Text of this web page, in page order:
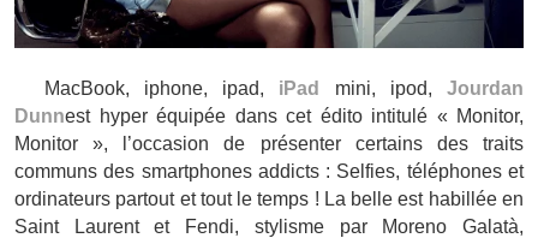
MacBook, iphone, ipad, iPad mini, ipod, Jourdan
Dunnest hyper équipée dans cet édito intitulé « Monitor,
Monitor », l’occasion de présenter certains des traits
communs des smartphones addicts : Selfies, téléphones et
ordinateurs partout et tout le temps ! La belle est habillée en
Saint Laurent et Fendi, stylisme par Moreno Galatà,